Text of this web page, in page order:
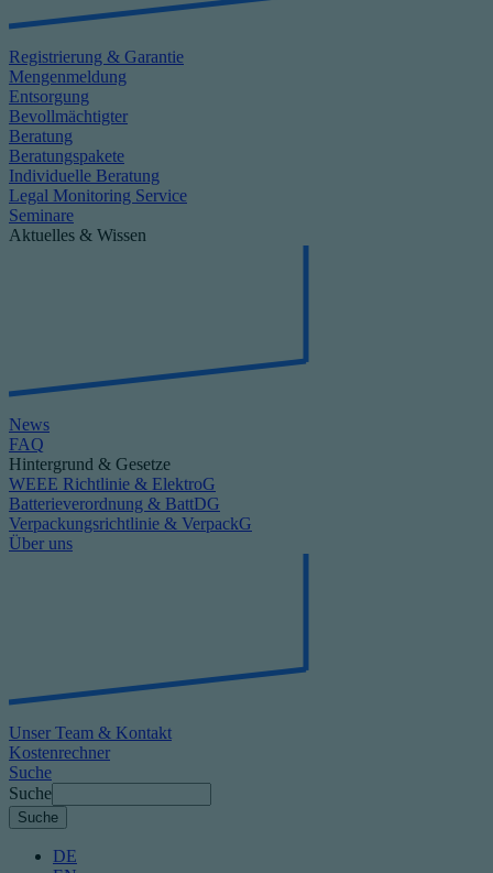
Registrierung & Garantie
Mengenmeldung
Entsorgung
Bevollmächtigter
Beratung
Beratungspakete
Individuelle Beratung
Legal Monitoring Service
Seminare
Aktuelles & Wissen
News
FAQ
Hintergrund & Gesetze
WEEE Richtlinie & ElektroG
Batterieverordnung & BattDG
Verpackungsrichtlinie & VerpackG
Über uns
Unser Team & Kontakt
Kostenrechner
Suche
Suche
DE